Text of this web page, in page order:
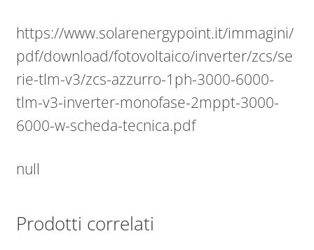
https://www.solarenergypoint.it/immagini/
pdf/download/fotovoltaico/inverter/zcs/se
rie-tlm-v3/zcs-azzurro-1ph-3000-6000-
tlm-v3-inverter-monofase-2mppt-3000-
6000-w-scheda-tecnica.pdf
null
Prodotti correlati